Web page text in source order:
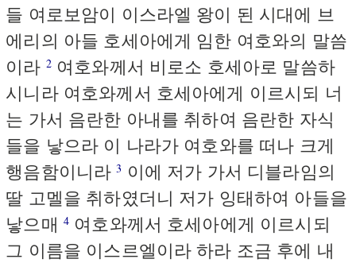
들 여로보암이 이스라엘 왕이 된 시대에 브
에리의 아들 호세아에게 임한 여호와의 말씀
이라 2여호와께서 비로소 호세아로 말씀하
시니라 여호와께서 호세아에게 이르시되 너
는 가서 음란한 아내를 취하여 음란한 자식
들을 낳으라 이 나라가 여호와를 떠나 크게
행음함이니라3 이에 저가 가서 디블라임의
딸 고멜을 취하였더니 저가 잉태하여 아들을
낳으매 4 여호와께서 호세아에게 이르시되
그 이름을 이스르엘이라 하라 조금 후에 내